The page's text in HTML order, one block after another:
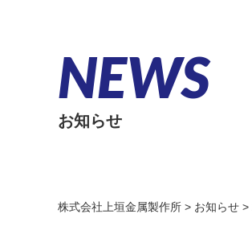
NEWS
お知らせ
株式会社上垣金属製作所 > お知らせ >